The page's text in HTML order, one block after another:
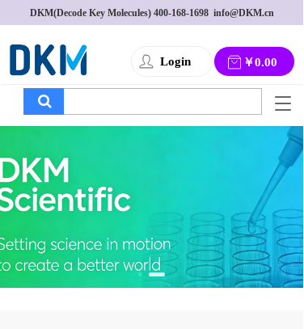
DKM(Decode Key Molecules) 400-168-1698
  info@DKM.cn
Login ￥0.00
T
g
g
l
a
v
i
g
a